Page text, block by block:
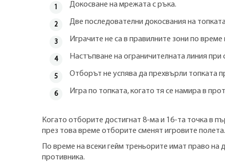
Докосване на мрежата с ръка.
Две последователни докосвания на
Играчите не са в правилните зони по време
Настъпване на ограничителната линия при
Отборът не успява да прехвърли топката
Игра по топката, когато тя се намира в
Когато отборите достигнат 8-ма и 16-та точка в
през това време отборите сменят игровите полета.
По време на всеки гейм треньорите имат право на
противника.